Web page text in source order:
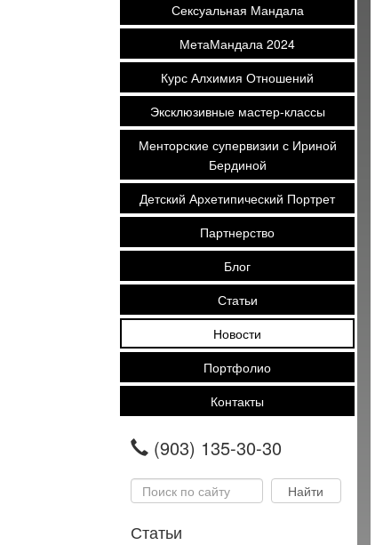
Сексуальная Мандала
МетаМандала 2024
Курс Алхимия Отношений
Эксклюзивные мастер-классы
Менторские супервизии с Ириной
Бердиной
Детский Архетипический Портрет
Партнерство
Блог
Статьи
Новости
Портфолио
Контакты
(903) 135-30-30
Статьи